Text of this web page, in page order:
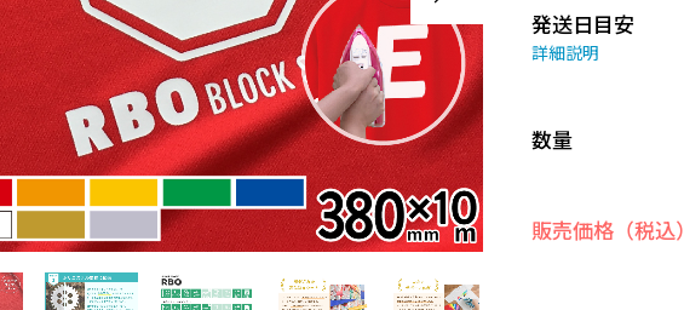
発送日目安
詳細説明
数量
販売価格（税込）